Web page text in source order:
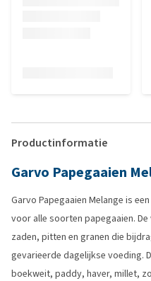
Productinformatie
Garvo Papegaaien
Garvo Papegaaien Melange is
voor alle soorten papegaaien.
zaden, pitten en granen die
gevarieerde dagelijkse voeding.
boekweit, paddy, haver, millet,